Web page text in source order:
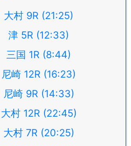
大村 9R (21:25)
津 5R (12:33)
三国 1R (8:44)
尼崎 12R (16:23)
尼崎 9R (14:33)
大村 12R (22:45)
大村 7R (20:25)